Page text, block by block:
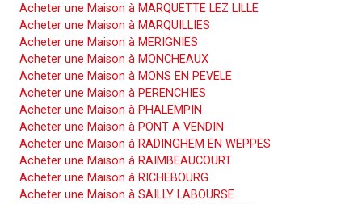
Acheter une Maison à MARQUETTE LEZ LILLE
Acheter une Maison à MARQUILLIES
Acheter une Maison à MERIGNIES
Acheter une Maison à MONCHEAUX
Acheter une Maison à MONS EN PEVELE
Acheter une Maison à PERENCHIES
Acheter une Maison à PHALEMPIN
Acheter une Maison à PONT A VENDIN
Acheter une Maison à RADINGHEM EN WEPPES
Acheter une Maison à RAIMBEAUCOURT
Acheter une Maison à RICHEBOURG
Acheter une Maison à SAILLY LABOURSE